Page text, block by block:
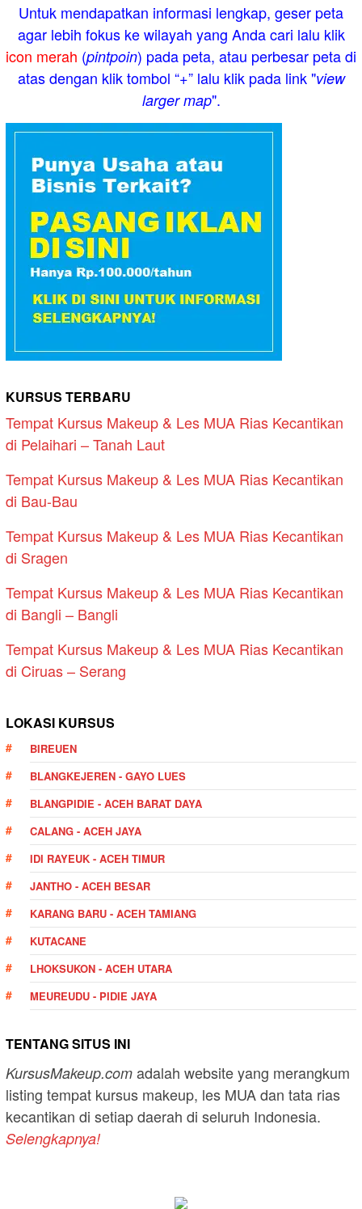
Untuk mendapatkan informasi lengkap, geser peta
agar lebih fokus ke wilayah yang Anda cari lalu klik
icon merah (pintpoin) pada peta, atau perbesar peta di
atas dengan klik tombol “+” lalu klik pada link "view
larger map".
KURSUS TERBARU
Tempat Kursus Makeup & Les MUA Rias Kecantikan
di Pelaihari – Tanah Laut
Tempat Kursus Makeup & Les MUA Rias Kecantikan
di Bau-Bau
Tempat Kursus Makeup & Les MUA Rias Kecantikan
di Sragen
Tempat Kursus Makeup & Les MUA Rias Kecantikan
di Bangli – Bangli
Tempat Kursus Makeup & Les MUA Rias Kecantikan
di Ciruas – Serang
LOKASI KURSUS
BIREUEN
BLANGKEJEREN - GAYO LUES
BLANGPIDIE - ACEH BARAT DAYA
CALANG - ACEH JAYA
IDI RAYEUK - ACEH TIMUR
JANTHO - ACEH BESAR
KARANG BARU - ACEH TAMIANG
KUTACANE
LHOKSUKON - ACEH UTARA
MEUREUDU - PIDIE JAYA
TENTANG SITUS INI
KursusMakeup.com adalah website yang merangkum
listing tempat kursus makeup, les MUA dan tata rias
kecantikan di setiap daerah di seluruh Indonesia.
Selengkapnya!